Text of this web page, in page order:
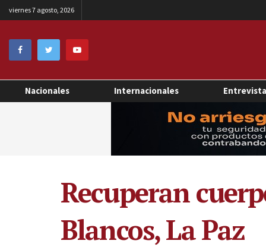
viernes 7 agosto, 2026
Nacionales Internacionales
Recuperan
Blancos, La Paz